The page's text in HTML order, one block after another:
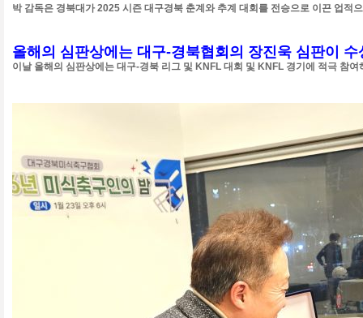
박 감독은 경북대가 2025 시즌 대구경북 춘계와 추계 대회를 전승으로 이끈 업적
올해의 심판상에는 대구-경북협회의 장진욱 심판이
이날 올해의 심판상에는 대구-경북 리그 및 KNFL 대회 및 KNFL 경기에 적극 참